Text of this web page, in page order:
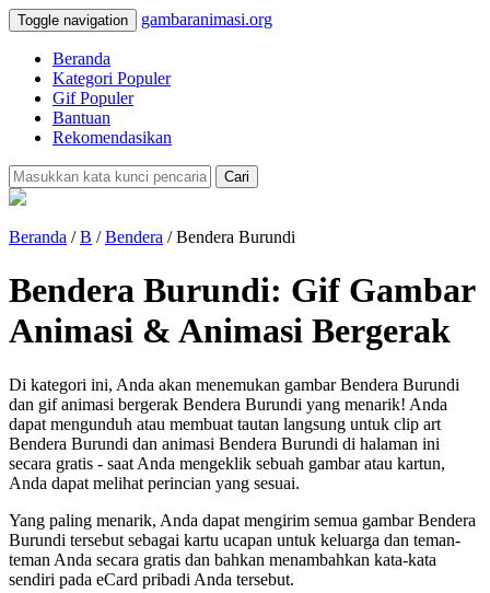
Toggle navigation gambaranimasi.org
Beranda
Kategori Populer
Gif Populer
Bantuan
Rekomendasikan
Cari
Beranda /B /Bendera / Bendera Burundi
Bendera Burundi: Gif Gambar
Animasi & Animasi Bergerak
Di kategori ini, Anda akan menemukan gambar Bendera Burundi
dan gif animasi bergerak Bendera Burundi yang menarik! Anda
dapat mengunduh atau membuat tautan langsung untuk clip art
Bendera Burundi dan animasi Bendera Burundi di halaman ini
secara gratis - saat Anda mengeklik sebuah gambar atau kartun,
Anda dapat melihat perincian yang sesuai.
Yang paling menarik, Anda dapat mengirim semua gambar Bendera
Burundi tersebut sebagai kartu ucapan untuk keluarga dan teman-
teman Anda secara gratis dan bahkan menambahkan kata-kata
sendiri pada eCard pribadi Anda tersebut.